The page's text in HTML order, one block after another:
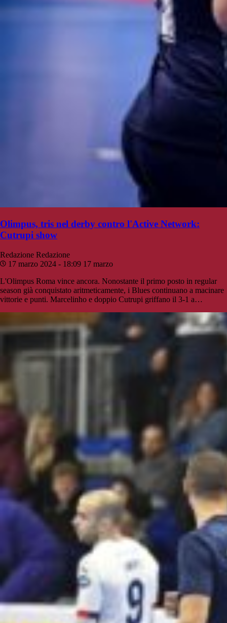
Olimpus, tris nel derby contro l'Active Network:
Cutrupi show
Redazione Redazione
17 marzo 2024 - 18:09 17 marzo
L'Olimpus Roma vince ancora. Nonostante il primo posto in regular
season già conquistato aritmeticamente, i Blues continuano a macinare
vittorie e punti. Marcelinho e doppio Cutrupi griffano il 3-1 a…